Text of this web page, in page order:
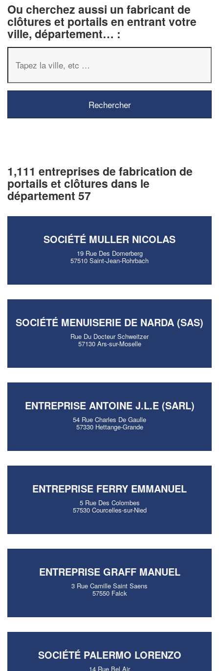
Ou cherchez aussi un fabricant de
clôtures et portails en entrant votre
ville, département… :
1,111 entreprises de fabrication de
portails et clôtures dans le
département 57
SOCIÉTÉ MULLER NICOLAS
19 Rue Des Domerberg
57510 Saint-Jean-Rohrbach
SOCIÉTÉ MENUISERIE DE NARDA (SAS)
Rue Du Docteur Schweitzer
57130 Ars-sur-Moselle
ENTREPRISE ANTOINE J.L.E (SARL)
54 Rue Charles De Gaulle
57330 Hettange-Grande
ENTREPRISE FERRY EMMANUEL
5 Rue Des Colombes
57530 Courcelles-sur-Nied
ENTREPRISE GRAFF MANUEL
3 Rue Camille Saint Saens
57550 Falck
SOCIÉTÉ PALERMO LORENZO
14 Rue Bel Air